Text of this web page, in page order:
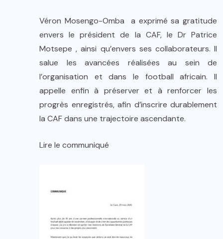
Véron Mosengo-Omba a exprimé sa gratitude
envers le président de la CAF, le Dr Patrice
Motsepe , ainsi qu’envers ses collaborateurs. Il
salue les avancées réalisées au sein de
l’organisation et dans le football africain. Il
appelle enfin à préserver et à renforcer les
progrès enregistrés, afin d’inscrire durablement
la CAF dans une trajectoire ascendante.
Lire le communiqué